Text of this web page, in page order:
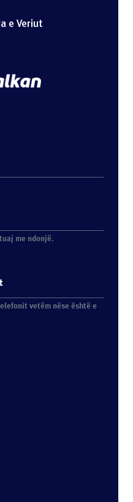
e Veriut
me ndonjë.
vetëm nëse është e